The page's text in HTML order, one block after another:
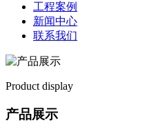
工程案例
新闻中心
联系我们
Product display
产品展示